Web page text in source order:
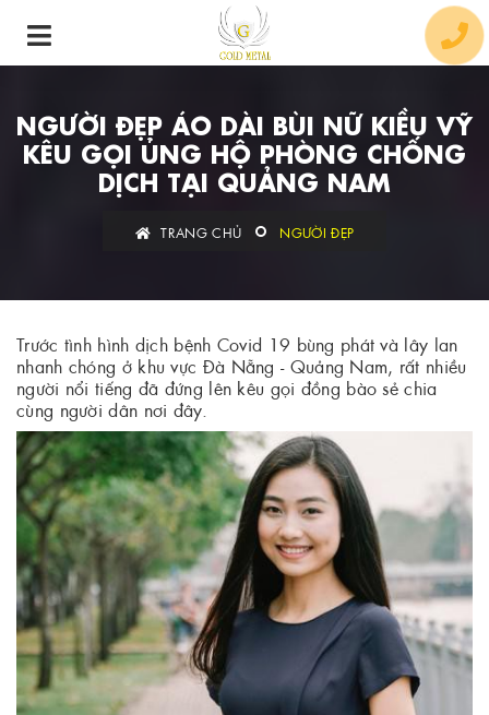
NGƯỜI ĐẸP ÁO DÀI BÙI NỮ KIỀU VỸ
KÊU GỌI ỦNG HỘ PHÒNG CHỐNG
DỊCH TẠI QUẢNG NAM
TRANG CHỦ NGƯỜI ĐẸP
Trước tình hình dịch bệnh Covid 19 bùng phát và lây lan
nhanh chóng ở khu vực Đà Nẵng - Quảng Nam, rất nhiều
người nổi tiếng đã đứng lên kêu gọi đồng bào sẻ chia
cùng người dân nơi đây.